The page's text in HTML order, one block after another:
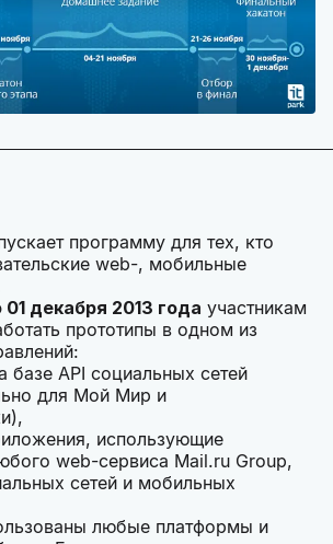
программу для тех, кто
web-, мобильные
01 декабря 2013 года участникам
прототипы в одном из
базе API социальных сетей
для Мой Мир и
использующие
web-сервиса Mail.ru Group,
сетей и мобильных
любые платформы и